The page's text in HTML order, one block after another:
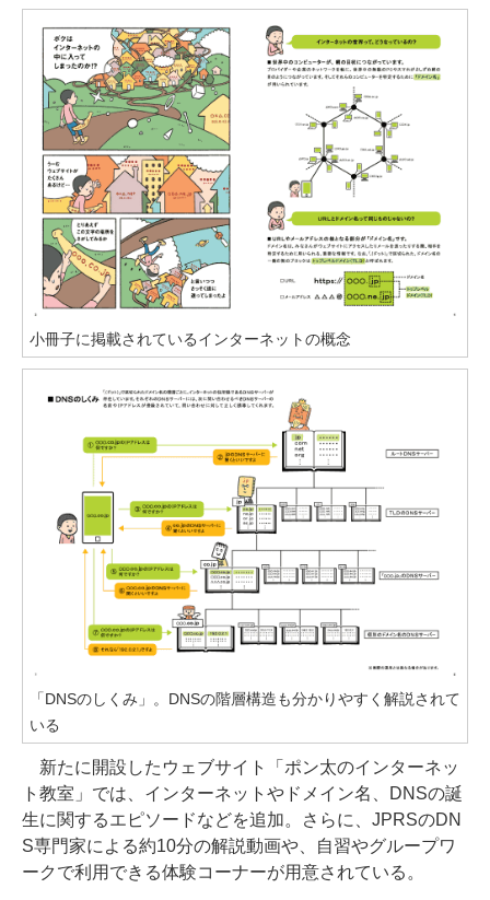
小冊子に掲載されているインターネットの概念
「DNSのしくみ」。DNSの階層構造も分かりやすく解説されて
いる
新たに開設したウェブサイト「ポン太のインターネッ
ト教室」では、インターネットやドメイン名、DNSの誕
生に関するエピソードなどを追加。さらに、JPRSのDN
S専門家による約10分の解説動画や、自習やグループワ
ークで利用できる体験コーナーが用意されている。